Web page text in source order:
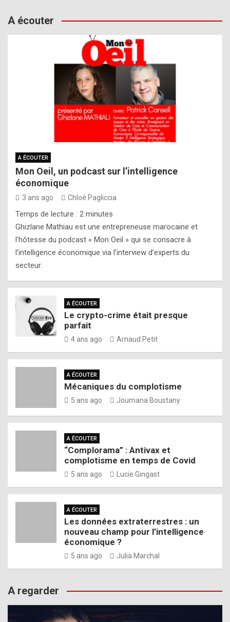
A écouter
A ÉCOUTER
Mon Oeil, un podcast sur l’intelligence
économique
3 ans ago Chloé Pagliccia
Temps de lecture : 2 minutes
Ghizlane Mathiau est une entrepreneuse marocaine et
l’hôtesse du podcast « Mon Oeil » qui se consacre à
l’intelligence économique via l’interview d’experts du
secteur.
A ÉCOUTER
Le crypto-crime était presque
parfait
4 ans ago Arnaud Petit
A ÉCOUTER
Mécaniques du complotisme
5 ans ago Joumana Boustany
A ÉCOUTER
“Complorama” : Antivax et
complotisme en temps de Covid
5 ans ago Lucie Gingast
A ÉCOUTER
Les données extraterrestres : un
nouveau champ pour l’intelligence
économique ?
5 ans ago Julia Marchal
A regarder